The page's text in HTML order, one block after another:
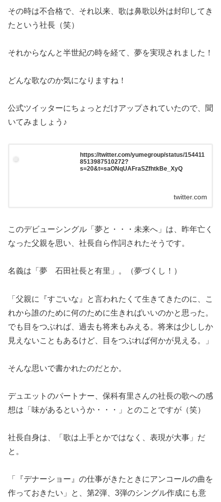
その時は不合格で、それ以来、歌は鼻歌以外は封印してき
たという社長（笑）
それからなんと半世紀の時を経て、夢を実現されました！
どんな歌なのか気になりますね！
公式ツイッターにちょっとだけアップされていたので、聞
いてみましょう♪
https://twitter.com/yumegroup/status/154411
8513987510272?
s=20&t=saONqUAFraSZfhtkBe_XyQ
twitter.com
このデビューシングル「夢と・・・未来へ」は、昨年亡く
なった父親を思い、社長自ら作詞されたそうです。
名義は「夢 石田社長と有里」。（夢づくし！）
「父親に『すごいな』と言われたくて生きてきたのに、こ
れから誰のために何のために生きればいいのかと思った。
でも目をつぶれば、過去も将来もみえる。将来は少ししか
見えないこともあるけど、目をつぶれば何かが見える。」
そんな思いで書かれたのだとか。
デュエットのパートナー、保科有里さんの社長の歌への感
想は「味があるというか・・・」とのことですが（笑）
社長自身は、「歌は上手とかではなく、表現が大事」だ
と。
「『デナーショー』の仕事がきたときにアンコールの曲を
作っておきたい」と、第2弾、3弾のシングル作成にも意